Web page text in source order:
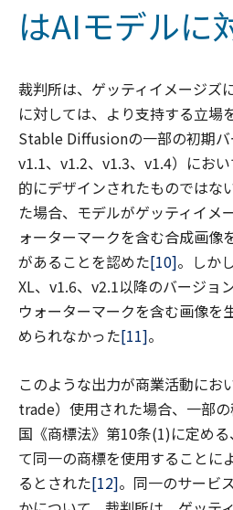
はAIモデルに
裁判所は、ゲッティイメージズ
に対しては、より支持する立場
Stable Diffusionの一部の初期
v1.1、v1.2、v1.3、v1.4）にお
的にデザインされたものではな
た場合、モデルがゲッティイメ
ォーターマークを含む合成画像
があることを認めた[10]。しか
XL、v1.6、v2.1以降のバージョ
ウォーターマークを含む画像を
められなかった[11]。
このような出力が商業活動に
trade）使用された場合、一部
国《商標法》第10条(1)に定め
て同一の商標を使用することに
るとされた[12]。同一のサービ